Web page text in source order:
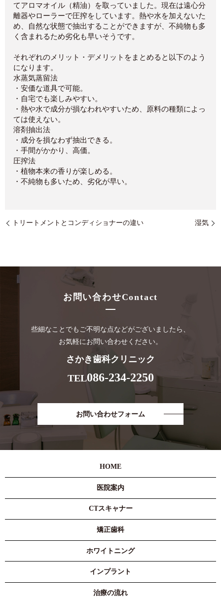
てアロマオイル（精油）を取っていました。現在は遠心分
離器やローラーで圧搾をしています。熱や水を加えないた
め、自然な状態で抽出することができますが、不純物も多
く含まれるため劣化も早いそうです。
それぞれのメリット・デメリットをまとめると以下のよう
になります。
水蒸気蒸留法
・安価な道具で可能。
・自宅でも楽しみやすい。
・熱や水で成分が損なわれやすいため、原料の種類によっ
ては使えない。
溶剤抽出法
・成分を損なわず抽出できる。
・手間がかかり、高価。
圧搾法
・植物本来の香りが楽しめる。
・不純物も多いため、劣化が早い。
トリートメントとコンディショナーの違い 湿気
お問い合わせContact
些細なことでもご不明な点などがございましたら、
お気軽にお問い合わせください。
さかき歯科クリニック
TEL086-234-2250
お問い合わせフォーム
HOME
医院案内
CTスキャナー
矯正歯科
ホワイトニング
インプラント
治療の流れ